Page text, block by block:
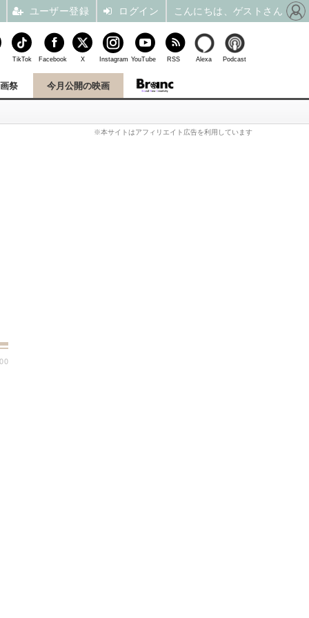
祭 今月公開の映画
※本サイトはアフィリエイト広告を利用しています
TikTok Facebook X Instagram YouTube RSS Alexa Podcast
ユーザー登録 ログイン こんにちは、ゲストさん